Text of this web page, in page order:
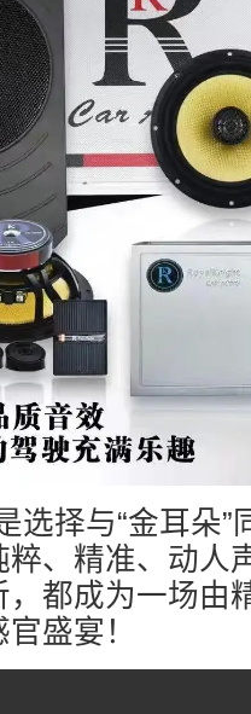
选择与“金耳朵”
粹、精准、动人
都成为一场由
盛宴！